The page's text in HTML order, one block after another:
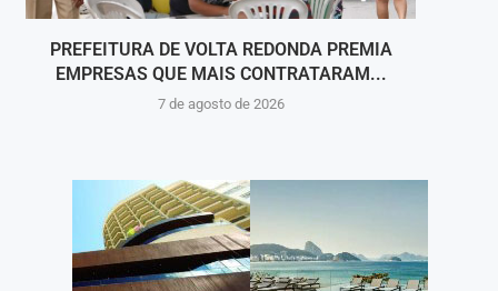
PREFEITURA DE VOLTA REDONDA PREMIA
EMPRESAS QUE MAIS CONTRATARAM...
7 de agosto de 2026